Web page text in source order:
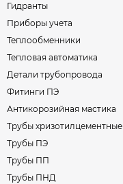
Гидранты
Приборы учета
Теплообменники
Тепловая автоматика
Детали трубопровода
Фитинги ПЭ
Антикорозийная мастика
Трубы хризотилцементные
Трубы ПЭ
Трубы ПП
Трубы ПНД